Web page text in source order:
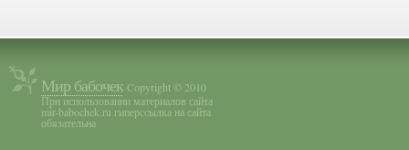
Мир бабочек Copyright © 2010
При использовании материалов сайта
mir-babochek.ru гиперссылка на сайта
обязательна